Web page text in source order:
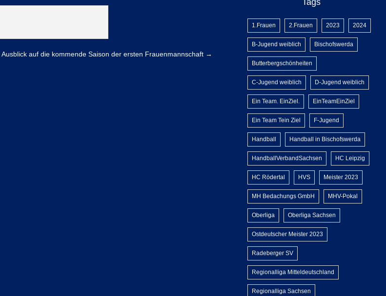
Ausblick auf die kommende Saison der ersten Frauenmannschaft →
1.Frauen 2.Frauen 2023 2024
B-Jugend weiblich Bischofswerda
Butterbergschönheiten
C-Jugend weiblich D-Jugend weiblich
Ein Team. EinZiel. EinTeamEinZiel
Ein Team Tein Ziel F-Jugend
Handball Handball in Bischofswerda
HandballVerbandSachsen HC Leipzig
HC Rödertal HVS Meister 2023
MH Bedachungs GmbH MHV-Pokal
Oberliga Oberliga Sachsen
Ostdeutscher Meister 2023
Radeberger SV
Regionalliga Mitteldeutschland
Regionalliga Sachsen